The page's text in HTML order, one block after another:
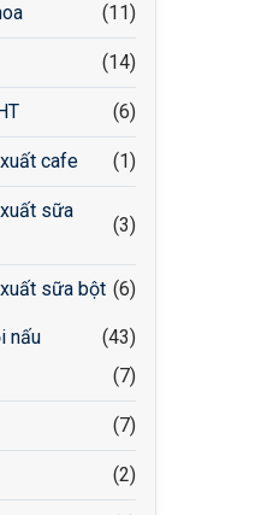
(11)
(14)
(6)
cafe (1)
sữa
(3)
sữa bột (6)
nấu
(43)
(7)
(7)
(2)